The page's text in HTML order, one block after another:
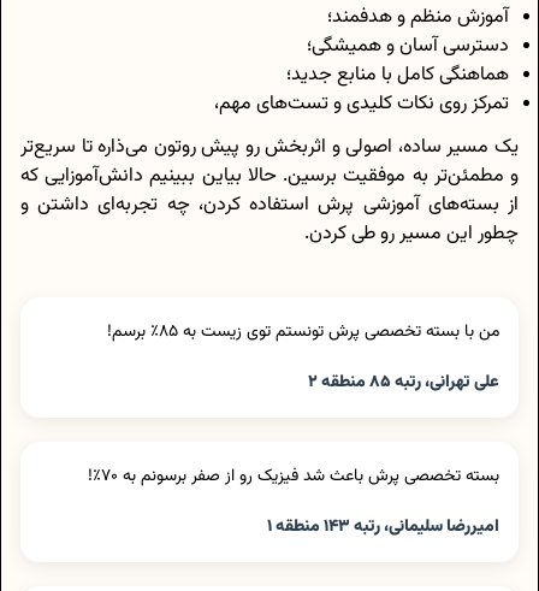
آموزش منظم و هدفمند؛
دسترسی آسان و همیشگی؛
هماهنگی کامل با منابع جدید؛
تمرکز روی نکات کلیدی و تست‌های مهم،
یک مسیر ساده، اصولی و اثربخش رو پیش روتون می‌ذاره تا سریع‌تر
و مطمئن‌تر به موفقیت برسین. حالا بیاین ببینیم دانش‌آموزایی که
از بسته‌های آموزشی پرش استفاده کردن، چه تجربه‌ای داشتن و
چطور این مسیر رو طی کردن.
من با بسته تخصصی پرش تونستم توی زیست به ۸۵٪ برسم!
علی تهرانی، رتبه ۸۵ منطقه ۲
بسته تخصصی پرش باعث شد فیزیک رو از صفر برسونم به ۷۰٪!
امیررضا سلیمانی، رتبه ۱۴۳ منطقه ۱